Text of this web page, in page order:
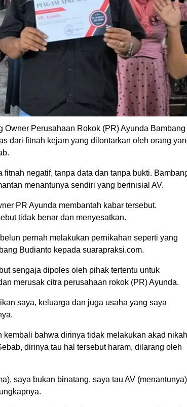
Owner Perusahaan Rokok (PR) Ayunda Bambang
dari fitnah kejam yang dilontarkan oleh orang
fitnah negatif, tanpa data dan tanpa bukti.
menantunya sendiri yang berinisial AV.
PR Ayunda membantah kabar tersebut.
tidak benar dan menyesatkan.
pernah melakukan pernikahan seperti yang
Budianto kepada suarapraksi.com.
sengaja dipoles oleh pihak tertentu untuk
merusak citra perusahaan rokok (PR) Ayunda.
saya, keluarga dan juga usaha yang saya
kembali bahwa dirinya tidak melakukan akad nikah
dirinya tau hal tersebut haram, dilarang oleh
saya bukan binatang, saya tau AV (menantunya)